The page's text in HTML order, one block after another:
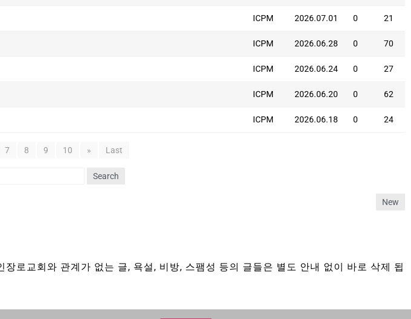
ICPM 2026.07.01 0 21
ICPM 2026.06.28 0 70
ICPM 2026.06.24 0 27
ICPM 2026.06.20 0 62
ICPM 2026.06.18 0 24
7 8 9 10 » Last
Search
New
로교회와 관계가 없는 글, 욕설, 비방, 스팸성 등의 글들은 별도 안내 없이 바로 삭제 됩